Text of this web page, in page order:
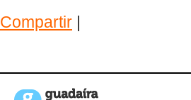
Compartir |